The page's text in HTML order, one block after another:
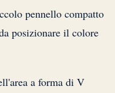
pennello compatto
posizionare il colore
a forma di V